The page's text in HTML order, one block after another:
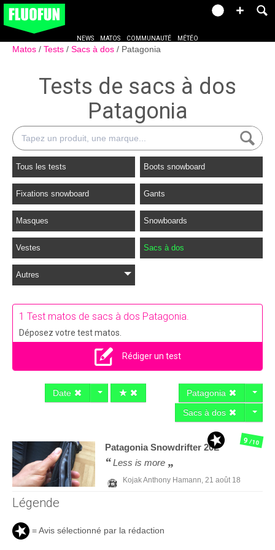
NEWS MATOS COMMUNAUTÉ MÉTÉO
Matos Tests Sacs à dos Patagonia
Tests de sacs à dos
Patagonia
Tous les tests Boots snowboard
Fixations snowboard Gants
Masques Snowboards
Vestes Sacs à dos
Autres
1 Test matos de sacs à dos Patagonia.
Déposez votre test matos.
Rédiger un test
Date
Patagonia
Sacs à dos
Patagonia Snowdrifter 20L
Less is more
Kojak Anthony Hamann, 21 août 18
9/10
Légende
= Avis sélectionné par la rédaction